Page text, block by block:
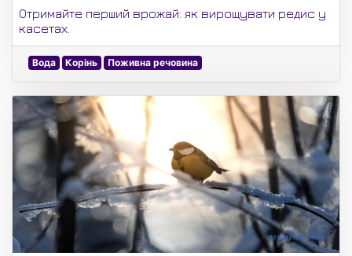
Отримайте перший врожай: як вирощувати редис у
касетах.
Вода Корінь Поживна речовина